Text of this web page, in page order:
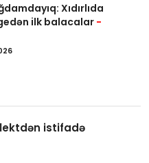
Xıdırlıda
ilk balacalar-
istifadə